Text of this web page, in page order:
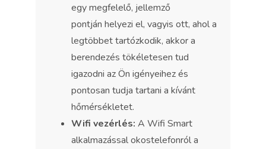
egy megfelelő, jellemző
pontján helyezi el, vagyis ott, ahol a
legtöbbet tartózkodik, akkor a
berendezés tökéletesen tud
igazodni az Ön igényeihez és
pontosan tudja tartani a kívánt
hőmérsékletet.
Wifi vezérlés: A Wifi Smart
alkalmazással okostelefonról a